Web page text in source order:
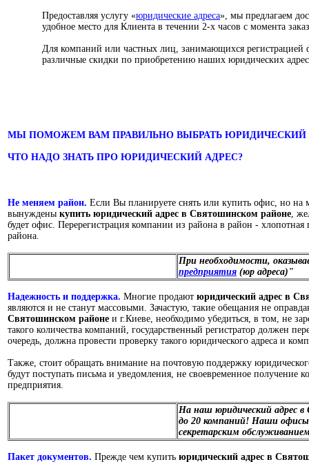
Предоставляя услугу «юридические адреса», мы предлагаем
удобное место для Клиента в течении 2-х часов с момента
Для компаний или частных лиц, занимающихся регистрацией
различные скидки по приобретению наших юридических
МЫ ПОМОЖЕМ ВАМ ПРАВИЛЬНО ВЫБРАТЬ ЮРИДИЧЕСКИЙ
ЧТО НАДО ЗНАТЬ ПРО ЮРИДИЧЕСКИЙ АДРЕС?
Не меняем район. Если Вы планируете снять или купить офис, но
вынуждены купить юридический адрес в Святошинском районе ,
будет офис. Перерегистрация компании из района в район -
района.
При необходимости,
предприятия (юр адреса)"
Надежность и поддержка. Многие продают юридический адрес в
являются и не станут массовыми. Зачастую, такие обещания не
Святошинском районе и г.Киеве, необходимо убедиться, в том, не
такого количества компаний, государственный регистратор должен
очередь, должна провести проверку такого юридического адреса и
Также, стоит обращать внимание на почтовую поддержку
будут поступать письма и уведомления, не своевременное получение
предприятия.
На наш юридический адрес
до 20 компаний! Наши
секретарским
Пакет документов. Прежде чем купить юридический адрес в